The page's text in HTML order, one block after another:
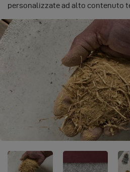
personalizzate ad alto contenuto